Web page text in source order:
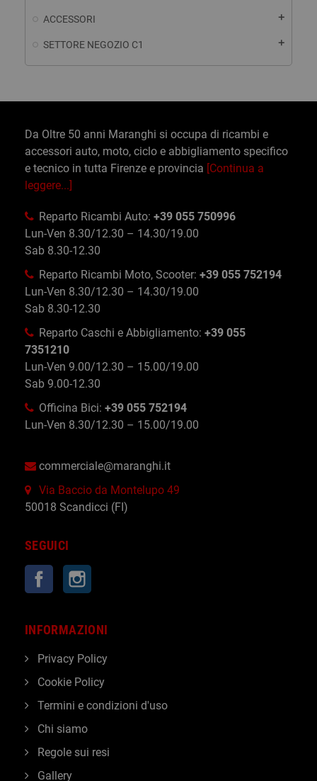
ACCESSORI add
SETTORE NEGOZIO C1 add
Da Oltre 50 anni Maranghi si occupa di ricambi e
accessori auto, moto, ciclo e abbigliamento specifico
e tecnico in tutta Firenze e provincia [Continua a
leggere...]
Reparto Ricambi Auto: +39 055 750996
Lun-Ven 8.30/12.30 – 14.30/19.00
Sab 8.30-12.30
Reparto Ricambi Moto, Scooter: +39 055 752194
Lun-Ven 8.30/12.30 – 14.30/19.00
Sab 8.30-12.30
Reparto Caschi e Abbigliamento: +39 055
7351210
Lun-Ven 9.00/12.30 – 15.00/19.00
Sab 9.00-12.30
Officina Bici: +39 055 752194
Lun-Ven 8.30/12.30 – 15.00/19.00
commerciale@maranghi.it
Via Baccio da Montelupo 49
50018 Scandicci (FI)
SEGUICI
Facebook
INFORMAZIONI
Privacy Policy
Cookie Policy
Termini e condizioni d'uso
Chi siamo
Regole sui resi
Gallery